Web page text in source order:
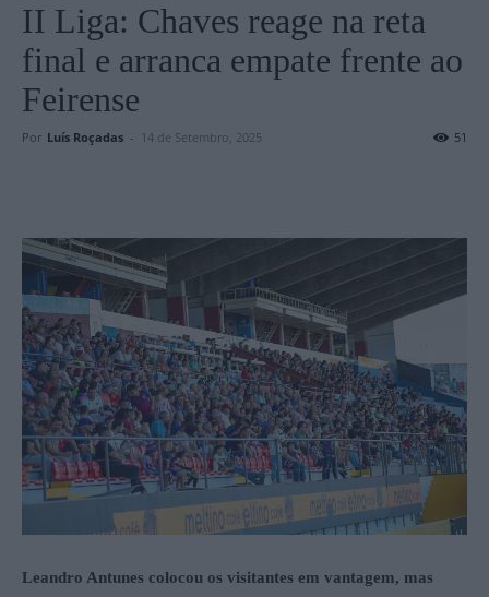
II Liga: Chaves reage na reta
final e arranca empate frente ao
Feirense
Por Luís Roçadas - 14 de Setembro, 2025 51
Leandro Antunes colocou os visitantes em vantagem, mas